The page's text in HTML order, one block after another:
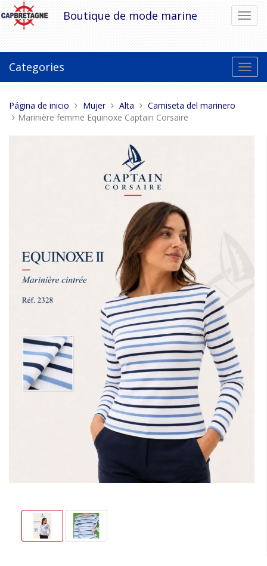
Pasar
al
contenido
el
de
Boutique de mode marine
Categories
Estas
aquí:
Página de inicio Mujer Alta
Camiseta del marinero
Marinière femme Equinoxe Captain Corsaire